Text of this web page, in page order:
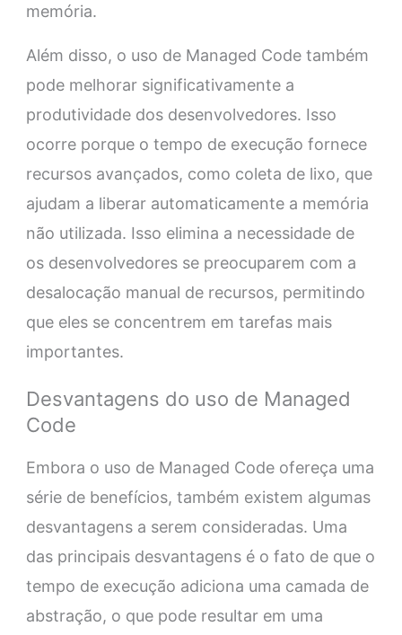
memória.
Além disso, o uso de Managed Code também
pode melhorar significativamente a
produtividade dos desenvolvedores. Isso
ocorre porque o tempo de execução fornece
recursos avançados, como coleta de lixo, que
ajudam a liberar automaticamente a memória
não utilizada. Isso elimina a necessidade de
os desenvolvedores se preocuparem com a
desalocação manual de recursos, permitindo
que eles se concentrem em tarefas mais
importantes.
Desvantagens do uso de Managed
Code
Embora o uso de Managed Code ofereça uma
série de benefícios, também existem algumas
desvantagens a serem consideradas. Uma
das principais desvantagens é o fato de que o
tempo de execução adiciona uma camada de
abstração, o que pode resultar em uma